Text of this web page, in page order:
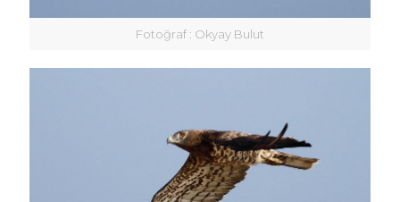
Fotoğraf : Okyay Bulut